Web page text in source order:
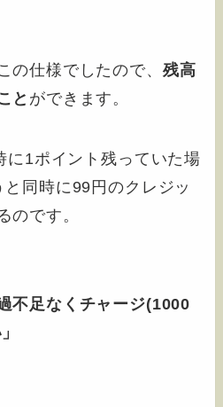
の仕様でしたので、 残高
と ができます。
に1ポイント残っていた場
同時に99円のクレジッ
のです。
不足なくチャージ(1000